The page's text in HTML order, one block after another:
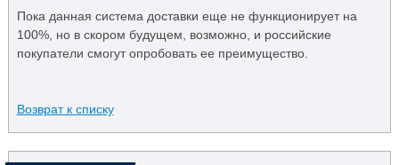
Пока данная система доставки еще не функционирует на
100%, но в скором будущем, возможно, и российские
покупатели смогут опробовать ее преимущество.
Возврат к списку